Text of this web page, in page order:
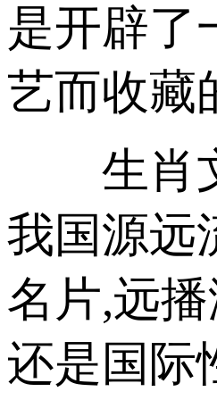
是开辟了
艺而收藏
生肖文
我国源远
名片,远
还是国际